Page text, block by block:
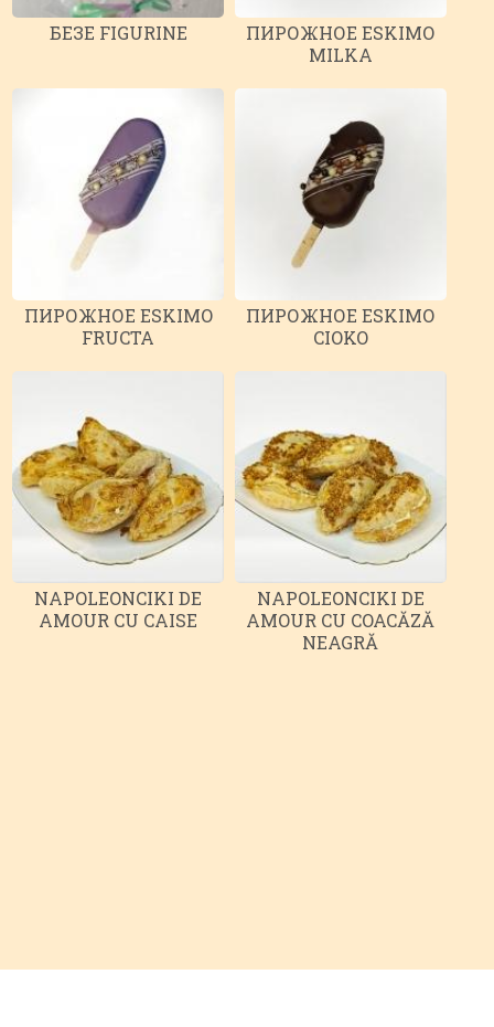
БЕЗЕ FIGURINE
ПИРОЖНОЕ ESKIMO
MILKA
ПИРОЖНОЕ ESKIMO
FRUCTA
ПИРОЖНОЕ ESKIMO
CIOKO
NAPOLEONCIKI DE
AMOUR CU CAISE
NAPOLEONCIKI DE
AMOUR CU COACĂZĂ
NEAGRĂ